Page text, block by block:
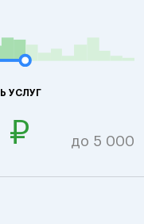
УСЛУГ
₽ до 5 000